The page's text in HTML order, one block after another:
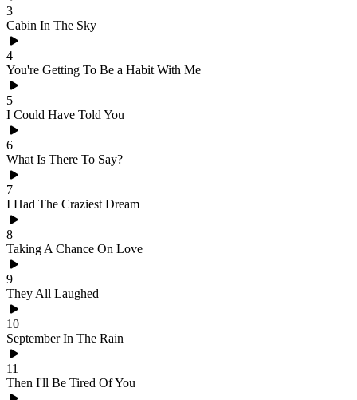
3
Cabin In The Sky
4
You're Getting To Be a Habit With Me
5
I Could Have Told You
6
What Is There To Say?
7
I Had The Craziest Dream
8
Taking A Chance On Love
9
They All Laughed
10
September In The Rain
11
Then I'll Be Tired Of You